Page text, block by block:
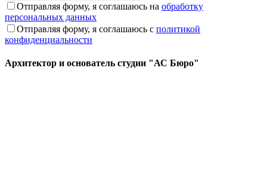
Отправляя форму, я соглашаюсь на обработку
персональных данных
Отправляя форму, я соглашаюсь с политикой
конфиденциальности
Архитектор и основатель студии "АС Бюро"